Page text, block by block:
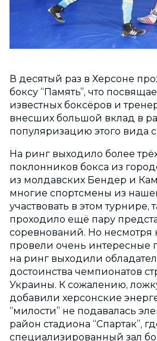
В десятый раз в Херсоне
боксу “Память”, что
известных боксёров и
внесших большой вклад в
популяризацию этого вида
На ринг выходило более
поклонников бокса из
из молдавских Бендер и
многие спортсмены из
участвовать в этом турнире,
проходило ещё пару
соревнований. Но несмотря
провели очень интересные
на ринг выходили
достоинства чемпионатов
Украины. К сожалению,
добавили херсонские
“милости” не подавалась
район стадиона “Спартак”,
специализированный зал